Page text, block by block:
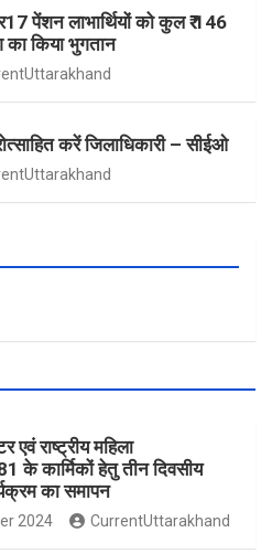
r
s
e
पेंशन लाभार्थियों को कुल ₹ 146
किया भुगतान
करें जिलाधिकारी – सीईओ
एवं राष्ट्रीय महिला
के कार्मिकों हेतु तीन दिवसीय
का समापन
2024 CurrentUttarakhand